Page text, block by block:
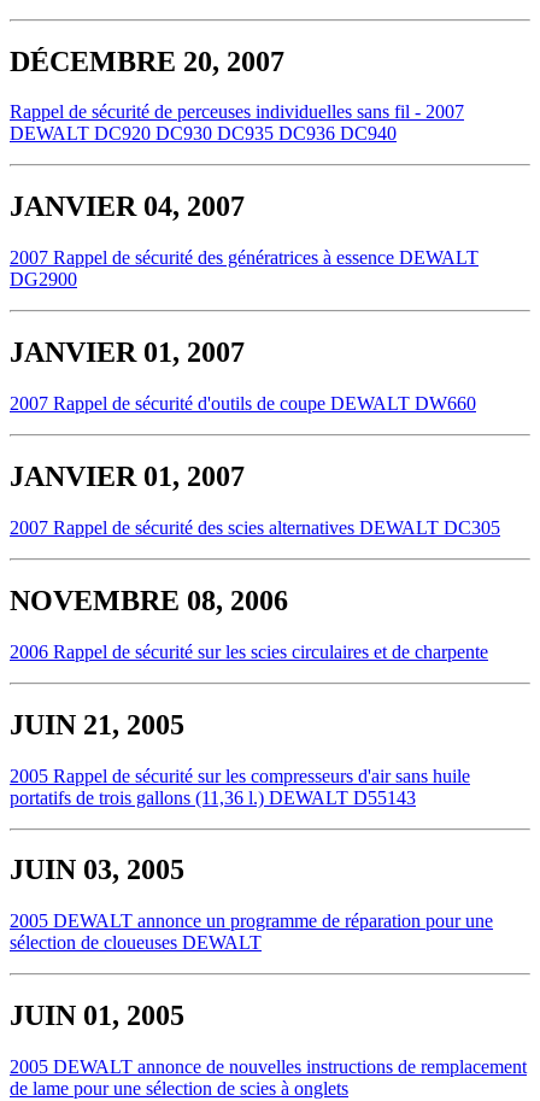
DÉCEMBRE 20, 2007
Rappel de sécurité de perceuses individuelles sans fil - 2007
DEWALT DC920 DC930 DC935 DC936 DC940
JANVIER 04, 2007
2007 Rappel de sécurité des génératrices à essence DEWALT
DG2900
JANVIER 01, 2007
2007 Rappel de sécurité d'outils de coupe DEWALT DW660
JANVIER 01, 2007
2007 Rappel de sécurité des scies alternatives DEWALT DC305
NOVEMBRE 08, 2006
2006 Rappel de sécurité sur les scies circulaires et de charpente
JUIN 21, 2005
2005 Rappel de sécurité sur les compresseurs d'air sans huile
portatifs de trois gallons (11,36 l.) DEWALT D55143
JUIN 03, 2005
2005 DEWALT annonce un programme de réparation pour une
sélection de cloueuses DEWALT
JUIN 01, 2005
2005 DEWALT annonce de nouvelles instructions de remplacement
de lame pour une sélection de scies à onglets